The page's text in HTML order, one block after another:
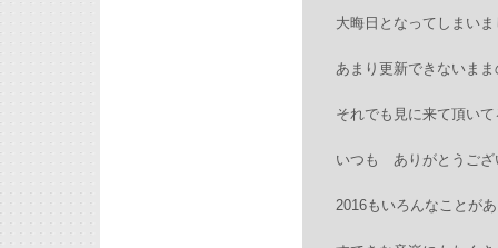
大晦日となってしまい
あまり更新できないま
それでも見に来て頂い
いつも ありがとうござ
2016もいろんなことが